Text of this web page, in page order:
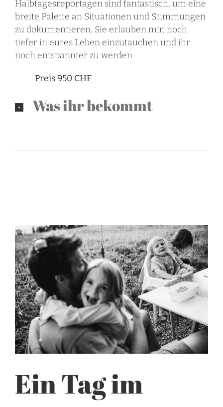
Halbtagesreportagen sind fantastisch, um eine
breite Palette an Situationen und Stimmungen
zu dokumentieren. Sie erlauben mir, noch
tiefer in eures Leben einzutauchen und ihr
noch entspannter zu werden.
Preis 950 CHF
Was ihr bekommt
Ein Tag im